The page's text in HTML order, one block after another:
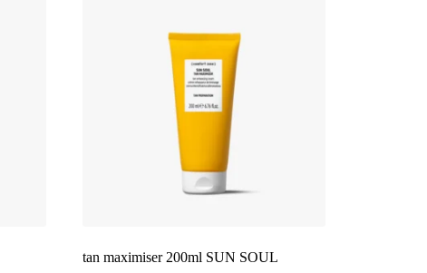
tan maximiser 200ml SUN SOUL